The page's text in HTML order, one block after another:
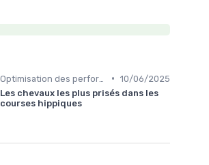
• 10/06/2025
Les chevaux les plus prisés dans les
courses hippiques